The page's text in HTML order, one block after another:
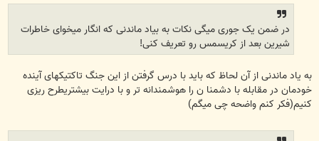
در ضمن یک جوری میگی نکات به بیاد ماندنی که انگار میخوای خاطرات
شیرین بعد از کریسمس رو تعریف کنی!
به یاد ماندنی از آن لحاظ که باید با درس گرفتن از این جنگ تاکتیکهای آینده
خودمان در مقابله با دشمنا ن را هوشمندانه تر و با درایت بیشتریطرح ریزی
کنیم(فکر کنم واضحه چی میگم)